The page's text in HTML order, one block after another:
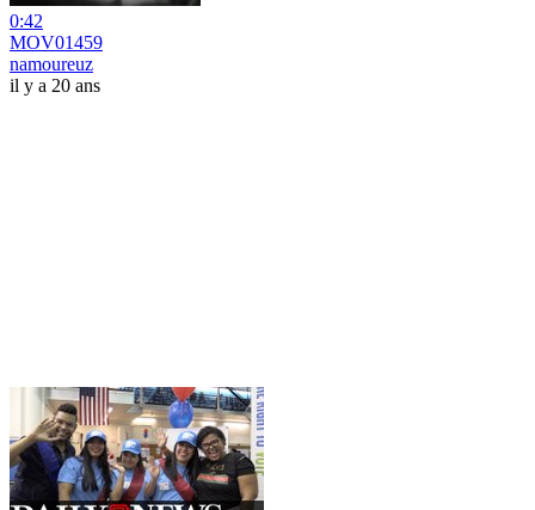
0:42
MOV01459
namoureuz
il y a 20 ans